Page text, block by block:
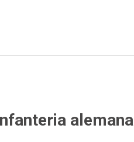
alemana